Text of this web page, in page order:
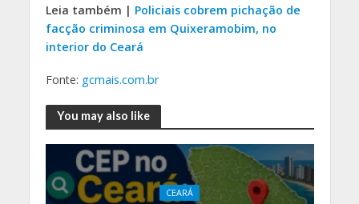
Leia também | Policiais cobrem pichação de
facção criminosa em Quixeramobim, no
interior do Ceará
Fonte: gcmais.com.br
You may also like
CEARÁ